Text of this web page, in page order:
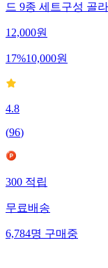
드 9종 세트구성 골라
12,000원
17%10,000원
4.8
(96)
300 적립
무료배송
6,784명 구매중